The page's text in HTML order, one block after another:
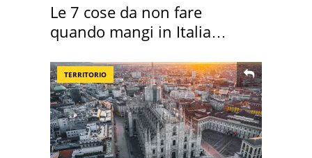
Le 7 cose da non fare
quando mangi in Italia
TERRITORIO